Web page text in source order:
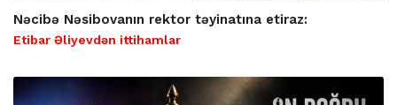
Nəcibə Nəsibovanın rektor təyinatına etiraz:
Etibar Əliyevdən ittihamlar